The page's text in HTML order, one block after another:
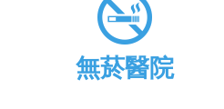
無菸醫院